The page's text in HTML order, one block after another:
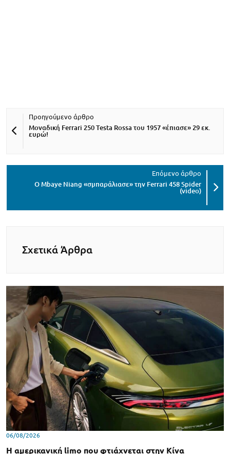
Μοναδική Ferrari 250 Testa Rossa του 1957 «έπιασε» 29 εκ.
ευρώ!
Ο Mbaye Niang «σμπαράλιασε» την Ferrari 458 Spider
(video)
Σχετικά Άρθρα
06/08/2026
Η αμερικανική limo που φτιάχνεται στην Κίνα